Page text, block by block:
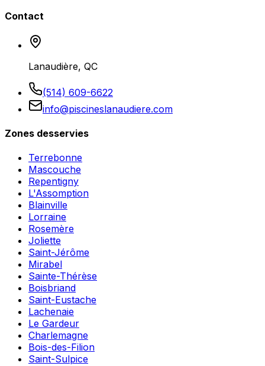
Contact
Lanaudière, QC
(514) 609-6622
info@piscineslanaudiere.com
Zones desservies
Terrebonne
Mascouche
Repentigny
L'Assomption
Blainville
Lorraine
Rosemère
Joliette
Saint-Jérôme
Mirabel
Sainte-Thérèse
Boisbriand
Saint-Eustache
Lachenaie
Le Gardeur
Charlemagne
Bois-des-Filion
Saint-Sulpice